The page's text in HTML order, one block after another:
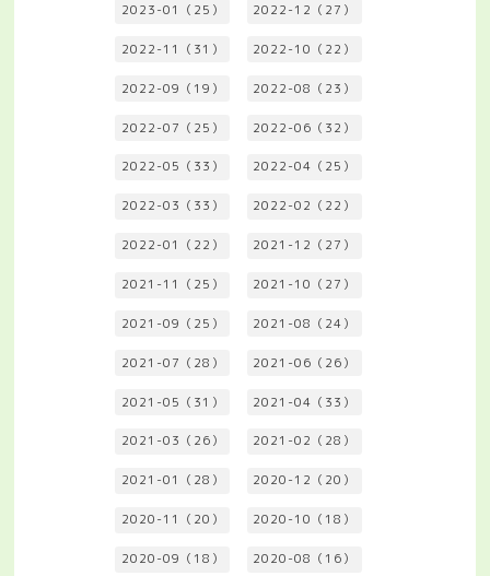
2023-01（25） 2022-12（27）
2022-11（31） 2022-10（22）
2022-09（19） 2022-08（23）
2022-07（25） 2022-06（32）
2022-05（33） 2022-04（25）
2022-03（33） 2022-02（22）
2022-01（22） 2021-12（27）
2021-11（25） 2021-10（27）
2021-09（25） 2021-08（24）
2021-07（28） 2021-06（26）
2021-05（31） 2021-04（33）
2021-03（26） 2021-02（28）
2021-01（28） 2020-12（20）
2020-11（20） 2020-10（18）
2020-09（18） 2020-08（16）